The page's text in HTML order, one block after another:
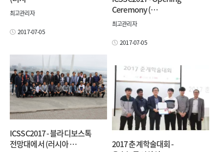
최고관리자
2017-07-05
Ceremony (…
최고관리자
2017-07-05
ICSSC2017 - 블라디보스톡
전망대에서 (러시아 …
2017 춘계학술대회 -